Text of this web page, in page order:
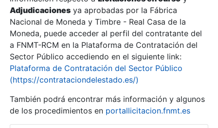
Erakutsi/Ezkutatu
Erakutsi/Ezkutatu
Adjudicaciones ya aprobadas por la Fábrica
Nacional de Moneda y Timbre - Real Casa de la
Moneda, puede acceder al perfil del contratante del
a FNMT-RCM en la Plataforma de Contratación del
Sector Público accediendo en el siguiente link:
Plataforma de Contratación del Sector Público
(https://contrataciondelestado.es/)
También podrá encontrar más información y algunos
de los procedimientos en portallicitacion.fnmt.es